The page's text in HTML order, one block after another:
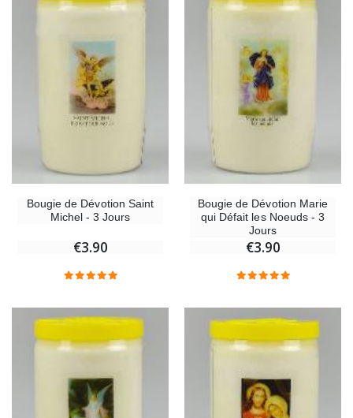
Bougie de Dévotion Saint
Michel - 3 Jours
€3.90
Bougie de Dévotion Marie
qui Défait les Noeuds - 3
Jours
€3.90